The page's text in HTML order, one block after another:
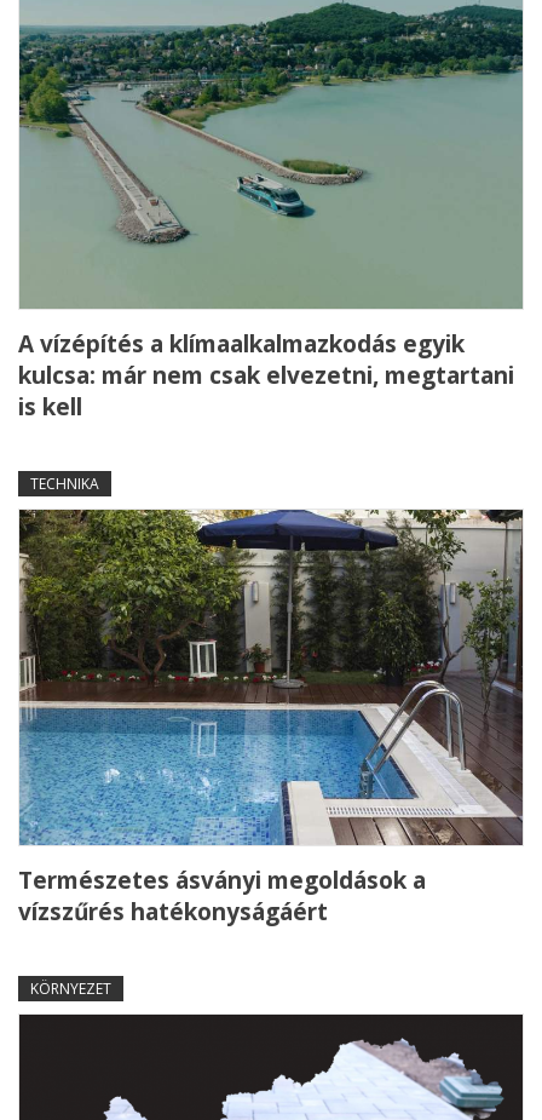
A vízépítés a klímaalkalmazkodás egyik
kulcsa: már nem csak elvezetni, megtartani
is kell
TECHNIKA
Természetes ásványi megoldások a
vízszűrés hatékonyságáért
KÖRNYEZET